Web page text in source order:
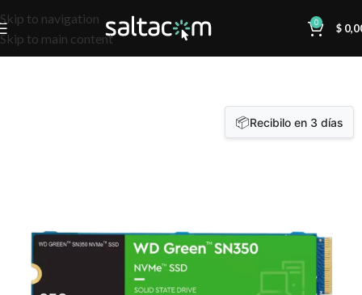
Skip to navigation
Skip to main content
0 $
📦Recibilo en 3 días